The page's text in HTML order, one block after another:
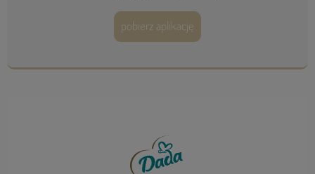
pobierz aplikację